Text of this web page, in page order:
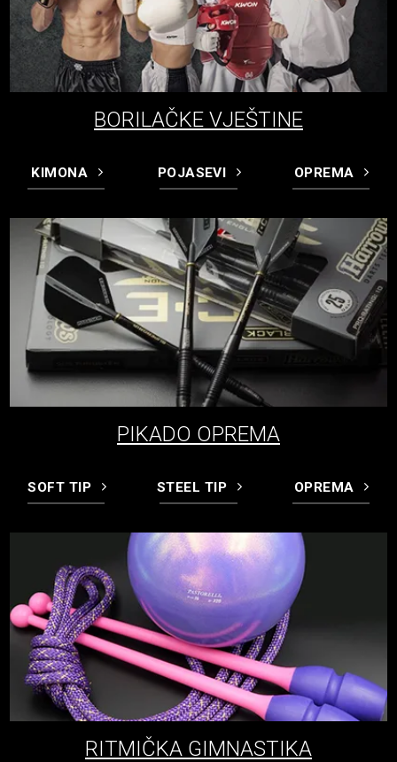
BORILAČKE VJEŠTINE
KIMONA POJASEVI OPREMA
PIKADO OPREMA
SOFT TIP STEEL TIP OPREMA
RITMIČKA GIMNASTIKA